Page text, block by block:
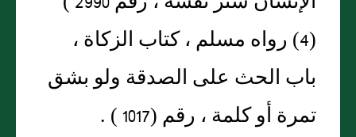
(4) رواه مسلم ، كتاب الزكاة ،
باب الحث على الصدقة ولو بشق
تمرة أو كلمة ، رقم (1017 ) .